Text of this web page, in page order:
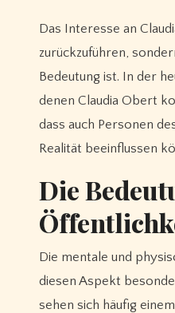
Das Interesse an
zurückzuführen,
Bedeutung ist. In der
denen Claudia Obert
dass auch Personen
Realität beeinflussen
Die
Die mentale und
diesen Aspekt
sehen sich häufig